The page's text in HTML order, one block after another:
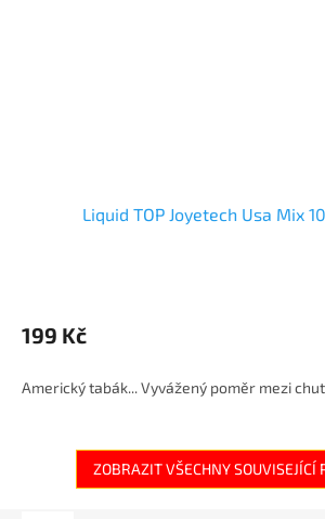
Liquid TOP Joyetech Usa Mix
199 Kč
Americký tabák... Vyvážený poměr mezi
ZOBRAZIT VŠECHNY SOUVISEJÍCÍ